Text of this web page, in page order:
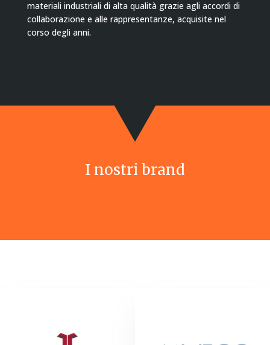
materiali industriali di alta qualità grazie agli accordi di
collaborazione e alle rappresentanze, acquisite nel
corso degli anni.
I nostri brand